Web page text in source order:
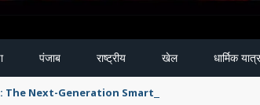
पंजाब राष्ट्रीय खेल धार्मिक
Next-Generation Smart Delivery System